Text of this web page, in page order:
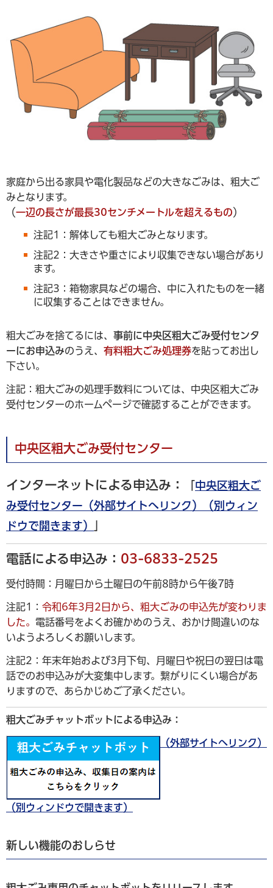
家庭から出る家具や電化製品などの大きなごみは、粗大ご
みとなります。
（一辺の長さが最長30センチメートルを超えるもの）
注記1：解体しても粗大ごみとなります。
注記2：大きさや重さにより収集できない場合があり
ます。
注記3：箱物家具などの場合、中に入れたものを一緒
に収集することはできません。
粗大ごみを捨てるには、 事前に中央区粗大ごみ受付センタ
ーにお申込みのうえ、 有料粗大ごみ処理券を貼ってお出し
下さい。
注記：粗大ごみの処理手数料については、中央区粗大ごみ
受付センターのホームページで確認することができます。
中央区粗大ごみ受付センター
インターネットによる申込み：
中央区粗大ご
み受付センター（外部サイトへリンク）（別ウィン
ドウで開きます）
電話による申込み： 03-6833-2525
受付時間：月曜日から土曜日の午前8時から午後7時
注記1： 令和6年3月2日から、粗大ごみの申込先が変わりま
した。 電話番号をよくお確かめのうえ、おかけ間違いのな
いようよろしくお願いします。
注記2：年末年始および3月下旬、月曜日や祝日の翌日は電
話でのお申込みが大変集中します。繋がりにくい場合があ
りますので、あらかじめご了承ください。
粗大ごみチャットボットによる申込み：
（外部サイトへリンク）
（別ウィンドウで開きます）
新しい機能のおしらせ